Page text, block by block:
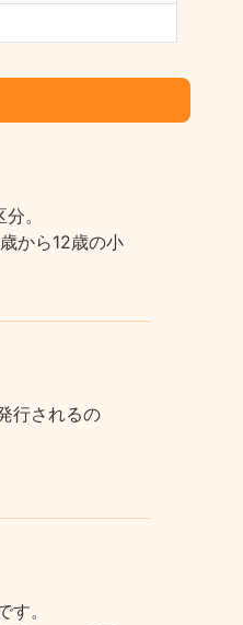
。
から12歳の小
行されるの
。